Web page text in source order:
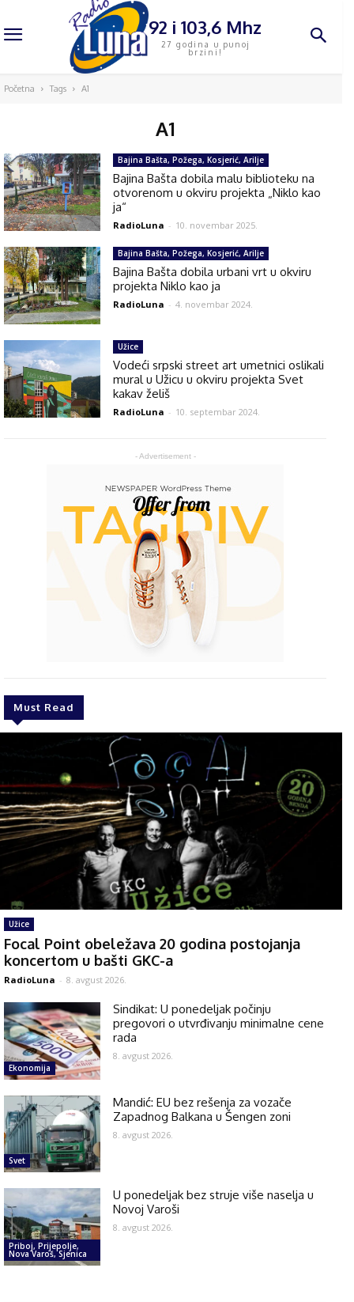
92 i 103,6 Mhz
27 godina u punoj
brzini!
Početna Tags A1
A1
- Advertisement -
Must Read
Užice
Focal Point obeležava 20 godina postojanja
koncertom u bašti GKC-a
RadioLuna - 8. avgust 2026.
Ekonomija
Sindikat: U ponedeljak počinju
pregovori o utvrđivanju minimalne cene
rada
8. avgust 2026.
Svet
Mandić: EU bez rešenja za vozače
Zapadnog Balkana u Šengen zoni
8. avgust 2026.
Priboj, Prijepolje,
Nova Varoš, Sjenica
U ponedeljak bez struje više naselja u
Novoj Varoši
8. avgust 2026.
Bajina Bašta, Požega, Kosjerić, Arilje
Bajina Bašta dobila malu biblioteku na
otvorenom u okviru projekta „Niklo kao
ja“
RadioLuna - 10. novembar 2025.
Bajina Bašta, Požega, Kosjerić, Arilje
Bajina Bašta dobila urbani vrt u okviru
projekta Niklo kao ja
RadioLuna - 4. novembar 2024.
Užice
Vodeći srpski street art umetnici oslikali
mural u Užicu u okviru projekta Svet
kakav želiš
RadioLuna - 10. septembar 2024.